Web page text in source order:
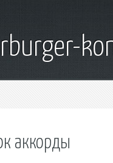
аккорды